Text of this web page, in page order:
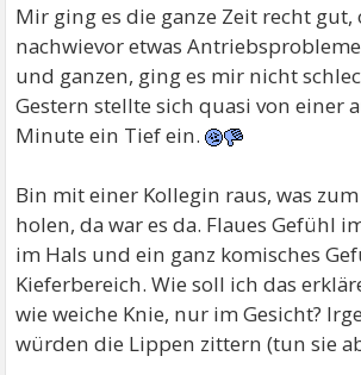
Mir ging es die ganze Zeit recht gut,
nachwievor etwas
und ganzen, ging es mir nicht
Gestern stellte sich quasi von einer
Minute ein Tief ein.
Bin mit einer Kollegin raus, was
holen, da war es da. Flaues Gefühl
im Hals und ein ganz komisches
Kieferbereich. Wie soll ich das
wie weiche Knie, nur im Gesicht?
würden die Lippen zittern (tun sie